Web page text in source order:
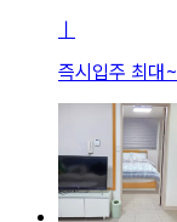
ㅣ
즉시입주 최대~